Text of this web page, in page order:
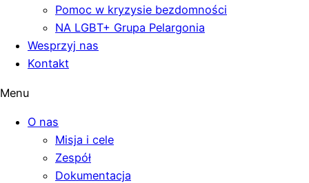
Pomoc w kryzysie bezdomności
NA LGBT+ Grupa Pelargonia
Wesprzyj nas
Kontakt
Menu
O nas
Misja i cele
Zespół
Dokumentacja